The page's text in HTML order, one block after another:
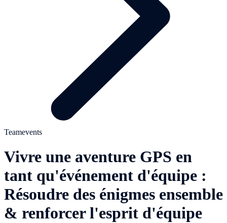
Teamevents
Vivre une aventure GPS en
tant qu'événement d'équipe :
Résoudre des énigmes ensemble
& renforcer l'esprit d'équipe